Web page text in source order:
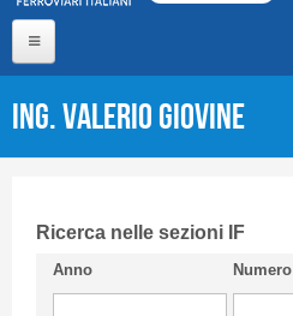
CIFI in breve
Linee Guida
Ing. Valerio Giovine
Ricerca nelle sezioni IF
Anno Numero